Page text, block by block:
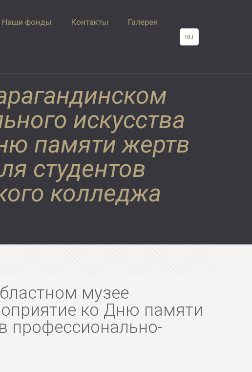
Наши фонды Контакты Галерея
RU
искусства
памяти жертв
студентов
колледжа
музее
ко Дню памяти
профессионально-